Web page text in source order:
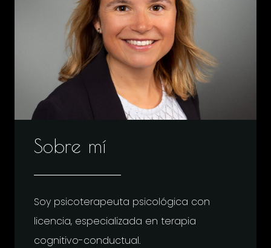
Sobre mí
Soy psicoterapeuta psicológica con
licencia, especializada en terapia
cognitivo-conductual.